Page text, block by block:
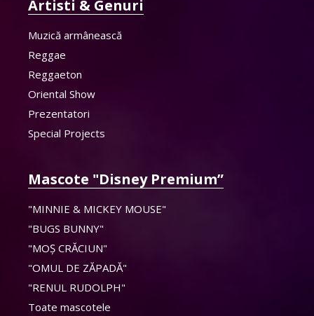
Artisti & Genuri
Muzică armânească
Reggae
Reggaeton
Oriental Show
Prezentatori
Special Projects
Mascote "Disney Premium”
"MINNIE & MICKEY MOUSE"
"BUGS BUNNY"
"MOȘ CRĂCIUN"
"OMUL DE ZĂPADĂ"
"RENUL RUDOLPH"
Toate mascotele